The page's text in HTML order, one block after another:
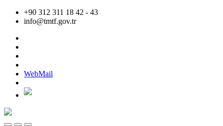
+90 312 311 18 42 - 43
info@tmtf.gov.tr
WebMail